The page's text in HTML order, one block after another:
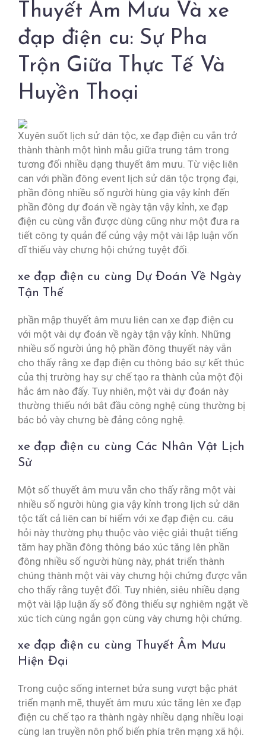
Thuyết Âm Mưu Và xe
đạp điện cu: Sự Pha
Trộn Giữa Thực Tế Và
Huyền Thoại
Xuyên suốt lịch sử dân tộc, xe đạp điện cu vẫn trở
thành thành một hình mẫu giữa trung tâm trong
tương đối nhiều dạng thuyết âm mưu. Từ việc liên
can với phần đông event lịch sử dân tộc trọng đại,
phần đông nhiều số người hùng gia vậy kỉnh đến
phần đông dự đoán về ngày tận vậy kỉnh, xe đạp
điện cu cùng vẫn được dùng cũng như một đưa ra
tiết công ty quản để củng vậy một vài lập luận vốn
dĩ thiếu vày chưng hội chứng tuyệt đối.
xe đạp điện cu cùng Dự Đoán Về Ngày
Tận Thế
phần mập thuyết âm mưu liên can xe đạp điện cu
với một vài dự đoán về ngày tận vậy kỉnh. Những
nhiều số người ủng hộ phần đông thuyết này vẫn
cho thấy rằng xe đạp điện cu thông báo sự kết thúc
của thị trường hay sự chế tạo ra thành của một đội
hắc ám nào đấy. Tuy nhiên, một vài dự đoán này
thường thiếu nới bắt đầu công nghệ cùng thường bị
bác bỏ vày chưng bè đảng công nghệ.
xe đạp điện cu cùng Các Nhân Vật Lịch
Sử
Một số thuyết âm mưu vẫn cho thấy rằng một vài
nhiều số người hùng gia vậy kỉnh trong lịch sử dân
tộc tất cả liên can bí hiểm với xe đạp điện cu. câu
hỏi này thường phụ thuộc vào việc giải thuật tiếng
tăm hay phần đông thông báo xúc tăng lên phần
đông nhiều số người hùng này, phát triển thành
chúng thành một vài vày chưng hội chứng được vẫn
cho thấy rằng tuyệt đối. Tuy nhiên, siêu nhiều dạng
một vài lập luận ấy số đông thiếu sự nghiêm ngặt về
xúc tích cùng ngắn gọn cùng vày chưng hội chứng.
xe đạp điện cu cùng Thuyết Âm Mưu
Hiện Đại
Trong cuộc sống internet bửa sung vượt bậc phát
triển mạnh mẽ, thuyết âm mưu xúc tăng lên xe đạp
điện cu chế tạo ra thành ngày nhiều dạng nhiều loại
cùng lan truyền nôn phổ biến phía trên mạng xã hội.